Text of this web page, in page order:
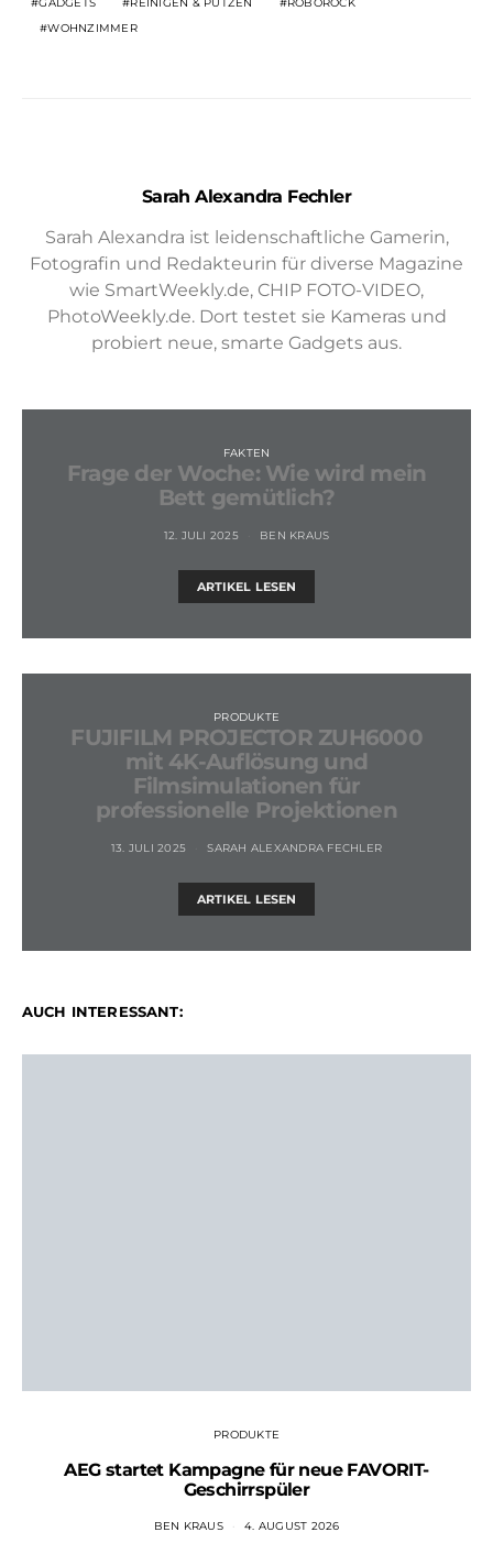
WOHNZIMMER
Sarah Alexandra Fechler
Sarah Alexandra ist leidenschaftliche Gamerin,
Fotografin und Redakteurin für diverse Magazine
wie SmartWeekly.de, CHIP FOTO-VIDEO,
PhotoWeekly.de. Dort testet sie Kameras und
probiert neue, smarte Gadgets aus.
FAKTEN
Frage der Woche: Wie wird mein
Bett gemütlich?
12. JULI 2025 BEN KRAUS
ARTIKEL LESEN
PRODUKTE
FUJIFILM PROJECTOR ZUH6000
mit 4K-Auflösung und
Filmsimulationen für
professionelle Projektionen
13. JULI 2025 SARAH ALEXANDRA FECHLER
ARTIKEL LESEN
AUCH INTERESSANT:
PRODUKTE
AEG startet Kampagne für neue FAVORIT-
Geschirrspüler
BEN KRAUS 4. AUGUST 2026